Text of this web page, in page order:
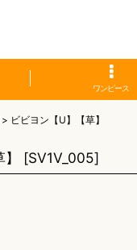
ワンピース
> ビビヨン【U】【草】
[SV1V_005]